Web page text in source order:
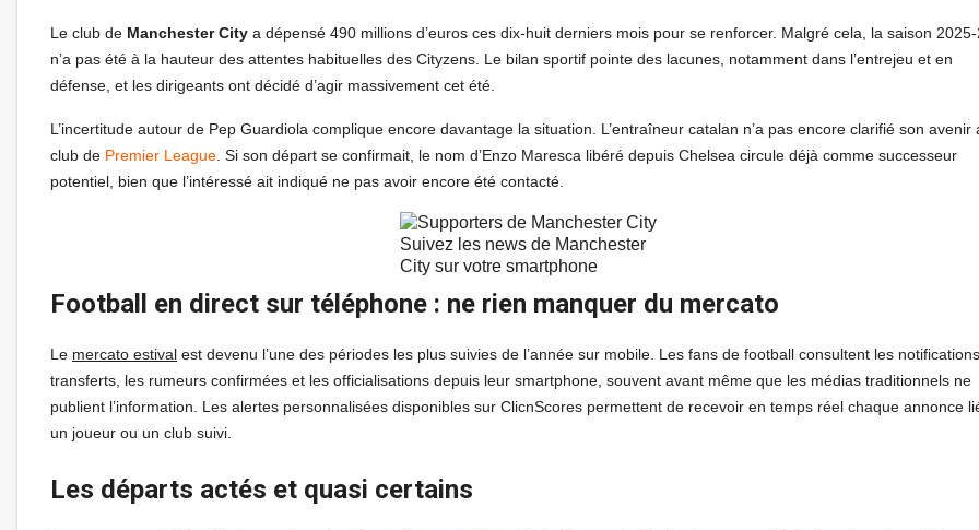
Le club de Manchester City a dépensé 490 millions d’euros ces dix-huit derniers mois pour se renforcer. Malgré cela, la saison 2025-
n’a pas été à la hauteur des attentes habituelles des Cityzens. Le bilan sportif pointe des lacunes, notamment dans l’entrejeu et en
défense, et les dirigeants ont décidé d’agir massivement cet été.
L’incertitude autour de Pep Guardiola complique encore davantage la situation. L’entraîneur catalan n’a pas encore clarifié son avenir
club de Premier League . Si son départ se confirmait, le nom d’Enzo Maresca libéré depuis Chelsea circule déjà comme successeur
potentiel, bien que l’intéressé ait indiqué ne pas avoir encore été contacté.
Suivez les news de Manchester
City sur votre smartphone
Football en direct sur téléphone : ne rien manquer du mercato
Le mercato estival est devenu l’une des périodes les plus suivies de l’année sur mobile. Les fans de football consultent les
transferts, les rumeurs confirmées et les officialisations depuis leur smartphone, souvent avant même que les médias traditionnels ne
publient l’information. Les alertes personnalisées disponibles sur ClicnScores permettent de recevoir en temps réel chaque annonce
un joueur ou un club suivi.
Les départs actés et quasi certains